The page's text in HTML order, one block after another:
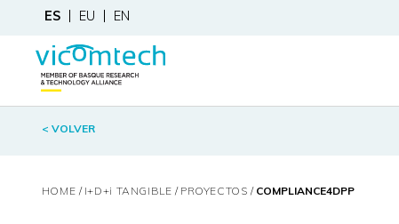
ES EU EN
< VOLVER
HOME I+D+i TANGIBLE PROYECTOS COMPLIANCE4DPP